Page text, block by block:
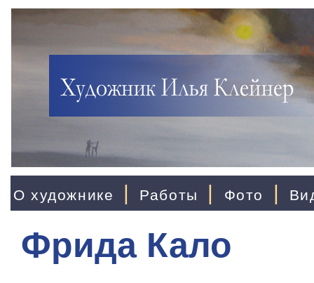
О художнике | Работы | Фото |
Фрида Кало